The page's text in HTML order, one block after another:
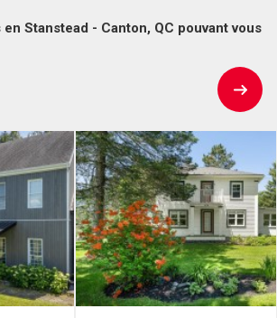
Stanstead - Canton, QC pouvant vous